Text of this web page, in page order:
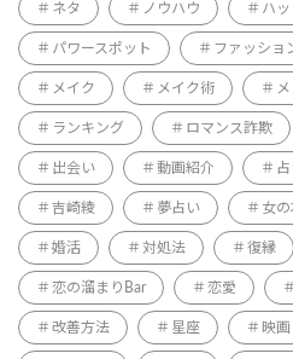
ネタ ノウハウ ハ
パワースポット ファッショ
メイク メイク術
ランキング ロマンス詐欺
出会い 動画紹介
吉崎綾 夢占い 女
婚活 対処法 復縁
恋の溜まりBar 恋愛
改善方法 星座 映画